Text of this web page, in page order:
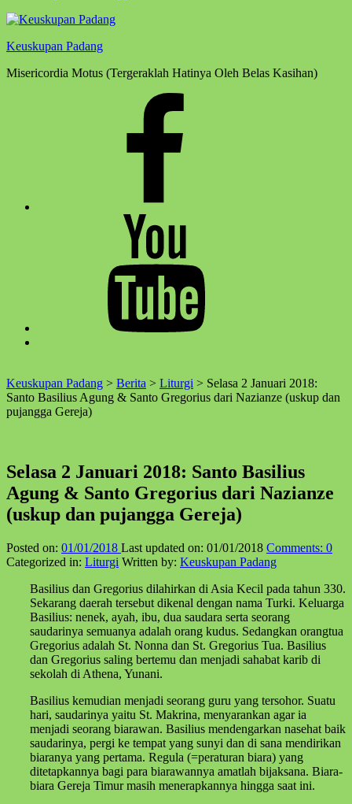
Keuskupan Padang
Misericordia Motus (Tergeraklah Hatinya Oleh Belas Kasihan)
↑
Keuskupan Padang > Berita > Liturgi > Selasa 2 Januari 2018:
Santo Basilius Agung & Santo Gregorius dari Nazianze (uskup dan
pujangga Gereja)
Selasa 2 Januari 2018: Santo Basilius
Agung & Santo Gregorius dari Nazianze
(uskup dan pujangga Gereja)
Posted on: 01/01/2018 Last updated on: 01/01/2018 Comments: 0
Categorized in: Liturgi Written by: Keuskupan Padang
Basilius dan Gregorius dilahirkan di Asia Kecil pada tahun 330.
Sekarang daerah tersebut dikenal dengan nama Turki. Keluarga
Basilius: nenek, ayah, ibu, dua saudara serta seorang
saudarinya semuanya adalah orang kudus. Sedangkan orangtua
Gregorius adalah St. Nonna dan St. Gregorius Tua. Basilius
dan Gregorius saling bertemu dan menjadi sahabat karib di
sekolah di Athena, Yunani.
Basilius kemudian menjadi seorang guru yang tersohor. Suatu
hari, saudarinya yaitu St. Makrina, menyarankan agar ia
menjadi seorang biarawan. Basilius mendengarkan nasehat baik
saudarinya, pergi ke tempat yang sunyi dan di sana mendirikan
biaranya yang pertama. Regula (=peraturan biara) yang
ditetapkannya bagi para biarawannya amatlah bijaksana. Biara-
biara Gereja Timur masih menerapkannya hingga saat ini.